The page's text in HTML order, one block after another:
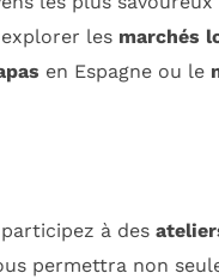
explorer les marchés
en Espagne ou le
à des
permettra non